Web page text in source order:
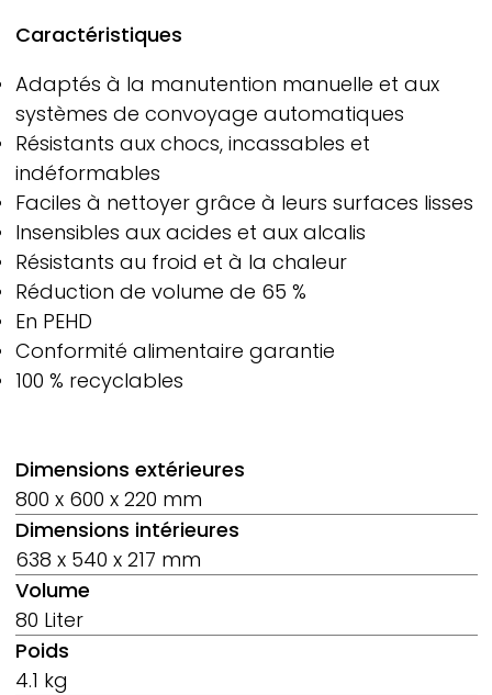
Caractéristiques
Adaptés à la manutention manuelle et aux
systèmes de convoyage automatiques
Résistants aux chocs, incassables et
indéformables
Faciles à nettoyer grâce à leurs surfaces lisses
Insensibles aux acides et aux alcalis
Résistants au froid et à la chaleur
Réduction de volume de 65 %
En PEHD
Conformité alimentaire garantie
100 % recyclables
Dimensions extérieures
800 x 600 x 220 mm
Dimensions intérieures
638 x 540 x 217 mm
Volume
80 Liter
Poids
4.1 kg